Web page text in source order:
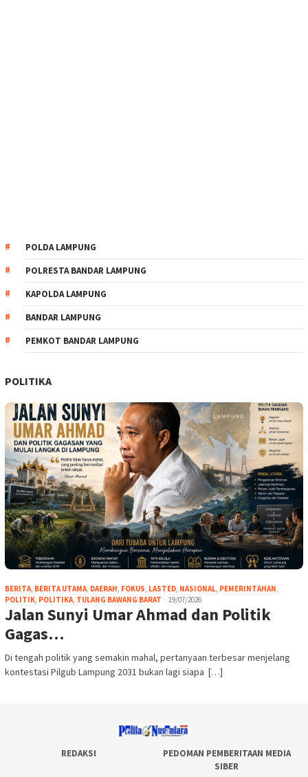
POLDA LAMPUNG
POLRESTA BANDAR LAMPUNG
KAPOLDA LAMPUNG
BANDAR LAMPUNG
PEMKOT BANDAR LAMPUNG
POLITIKA
BERITA, BERITA UTAMA, DAERAH, FOKUS, LASTED, NASIONAL, PEMERINTAHAN,
POLITIK, POLITIKA, TULANG BAWANG BARAT 19/07/2026
Jalan Sunyi Umar Ahmad dan Politik
Gagas…
Di tengah politik yang semakin mahal, pertanyaan terbesar menjelang
kontestasi Pilgub Lampung 2031 bukan lagi siapa […]
REDAKSI
PEDOMAN PEMBERITAAN MEDIA
SIBER